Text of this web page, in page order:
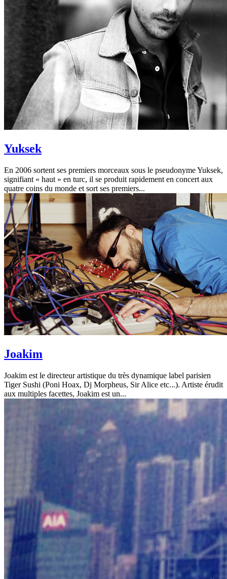
Yuksek
En 2006 sortent ses premiers morceaux sous le pseudonyme Yuksek,
signifiant « haut » en turc, il se produit rapidement en concert aux
quatre coins du monde et sort ses premiers...
Joakim
Joakim est le directeur artistique du très dynamique label parisien
Tiger Sushi (Poni Hoax, Dj Morpheus, Sir Alice etc...). Artiste érudit
aux multiples facettes, Joakim est un...